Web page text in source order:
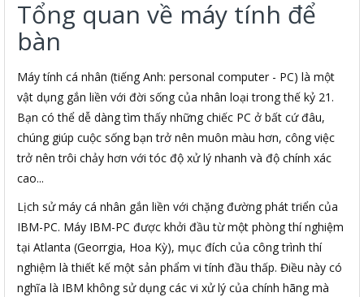
Tổng quan về máy tính để
bàn
Máy tính cá nhân (tiếng Anh: personal computer - PC) là một
vật dụng gắn liền với đời sống của nhân loại trong thế kỷ 21.
Bạn có thể dễ dàng tìm thấy những chiếc PC ở bất cứ đâu,
chúng giúp cuộc sống bạn trở nên muôn màu hơn, công việc
trở nên trôi chảy hơn với tóc độ xử lý nhanh và độ chính xác
cao...
Lịch sử máy cá nhân gắn liền với chặng đường phát triển của
IBM-PC. Máy IBM-PC được khởi đầu từ một phòng thí nghiệm
tại Atlanta (Georrgia, Hoa Kỳ), mục đích của công trình thí
nghiệm là thiết kế một sản phẩm vi tính đầu thấp. Điều này có
nghĩa là IBM không sử dụng các vi xử lý của chính hãng mà